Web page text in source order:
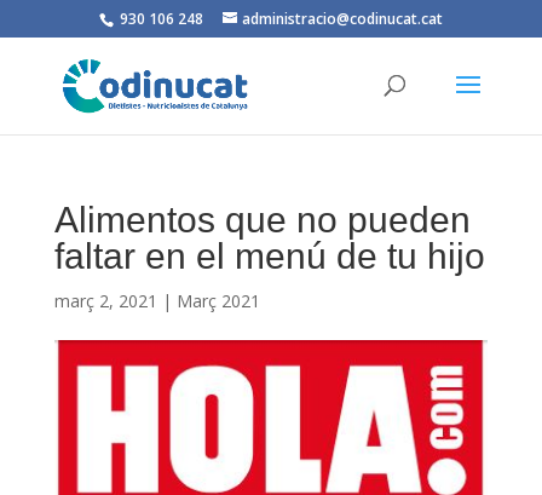
930 106 248 administracio@codinucat.cat
Alimentos que no pueden
faltar en el menú de tu hijo
març 2, 2021 | Març 2021